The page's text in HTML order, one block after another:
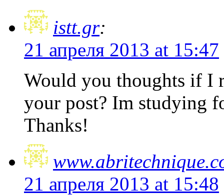
istt.gr:
21 апреля 2013 at 15:47
Would you thoughts if I
your post? Im studying
Thanks!
21 апреля 2013 at 15:48